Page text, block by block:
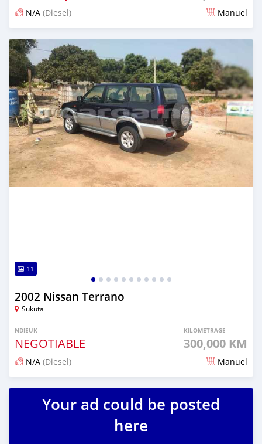
N/A (Diesel) Manuel
Dougal na niou ko depuis 3 months
11
2002 Nissan Terrano
Sukuta
NDIEUK
NEGOTIABLE
KILOMETRAGE
300,000 KM
N/A (Diesel) Manuel
Dougal na niou ko depuis 3 months
Your ad could be posted
here